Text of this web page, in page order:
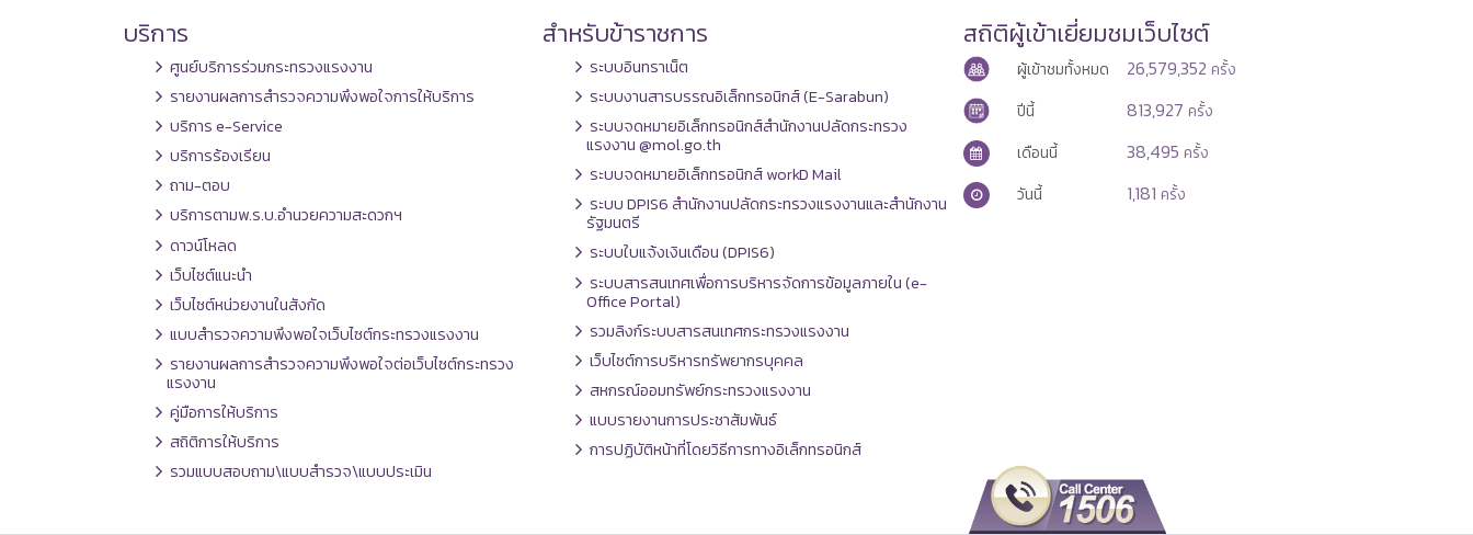
บริการ
ศูนย์บริการร่วมกระทรวงแรงงาน
รายงานผลการสำรวจความพึงพอใจการให้บริการ
บริการ e-Service
บริการร้องเรียน
ถาม-ตอบ
บริการตามพ.ร.บ.อำนวยความสะดวกฯ
ดาวน์โหลด
เว็บไซต์แนะนำ
เว็บไซต์หน่วยงานในสังกัด
แบบสำรวจความพึงพอใจเว็บไซต์กระทรวงแรงงาน
รายงานผลการสำรวจความพึงพอใจต่อเว็บไซต์กระทรวง
แรงงาน
คู่มือการให้บริการ
สถิติการให้บริการ
รวมแบบสอบถาม\แบบสำรวจ\แบบประเมิน
สำหรับข้าราชการ
ระบบอินทราเน็ต
ระบบงานสารบรรณอิเล็กทรอนิกส์ (E-Sarabun)
ระบบจดหมายอิเล็กทรอนิกส์สำนักงานปลัดกระทรวง
แรงงาน @mol.go.th
ระบบจดหมายอิเล็กทรอนิกส์ workD Mail
ระบบ DPIS6 สำนักงานปลัดกระทรวงแรงงานและสำนักงาน
รัฐมนตรี
ระบบใบแจ้งเงินเดือน (DPIS6)
ระบบสารสนเทศเพื่อการบริหารจัดการข้อมูลภายใน (e-
Office Portal)
รวมลิงก์ระบบสารสนเทศกระทรวงแรงงาน
เว็บไซต์การบริหารทรัพยากรบุคคล
สหกรณ์ออมทรัพย์กระทรวงแรงงาน
แบบรายงานการประชาสัมพันธ์
การปฏิบัติหน้าที่โดยวิธีการทางอิเล็กทรอนิกส์
สถิติผู้เข้าเยี่ยมชมเว็บไซต์
ผู้เข้าชมทั้งหมด 26,579,352 ครั้ง
ปีนี้
813,927 ครั้ง
เดือนนี้
38,495 ครั้ง
วันนี้
1,181 ครั้ง